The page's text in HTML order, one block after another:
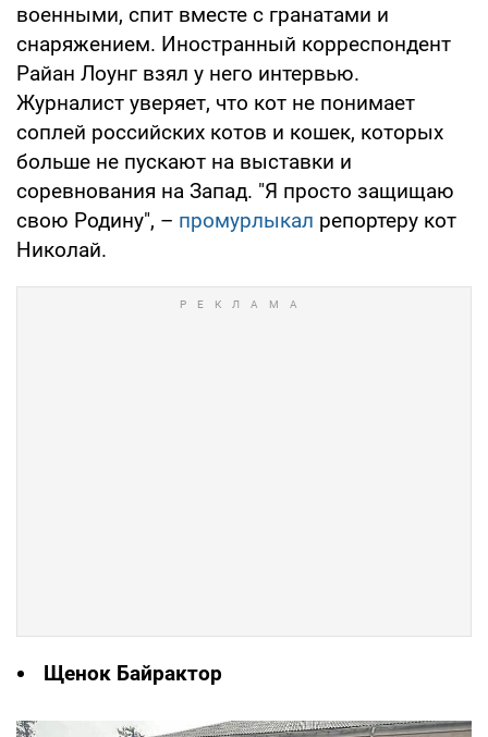
военными, спит вместе с гранатами и
снаряжением. Иностранный корреспондент
Райан Лоунг взял у него интервью.
Журналист уверяет, что кот не понимает
соплей российских котов и кошек, которых
больше не пускают на выставки и
соревнования на Запад. "Я просто защищаю
свою Родину", – промурлыкал репортеру кот
Николай.
Щенок Байрактор